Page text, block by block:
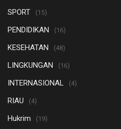
SPORT (15)
PENDIDIKAN (16)
KESEHATAN (48)
LINGKUNGAN (16)
INTERNASIONAL (4)
RIAU (4)
Hukrim (19)